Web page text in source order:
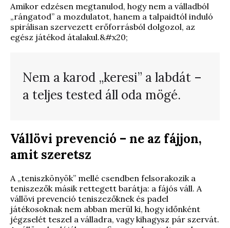
Amikor edzésen megtanulod, hogy nem a válladból
„rángatod” a mozdulatot, hanem a talpaidtól induló
spirálisan szervezett erőforrásból dolgozol, az
egész játékod átalakul.&#x20;
Nem a karod „keresi” a labdát –
a teljes tested áll oda mögé.
Vállövi prevenció – ne az fájjon,
amit szeretsz
A „teniszkönyök” mellé csendben felsorakozik a
teniszezők másik rettegett barátja: a fájós váll. A
vállövi prevenció teniszezőknek és padel
játékosoknak nem abban merül ki, hogy időnként
jégzselét teszel a válladra, vagy kihagysz pár szervát.